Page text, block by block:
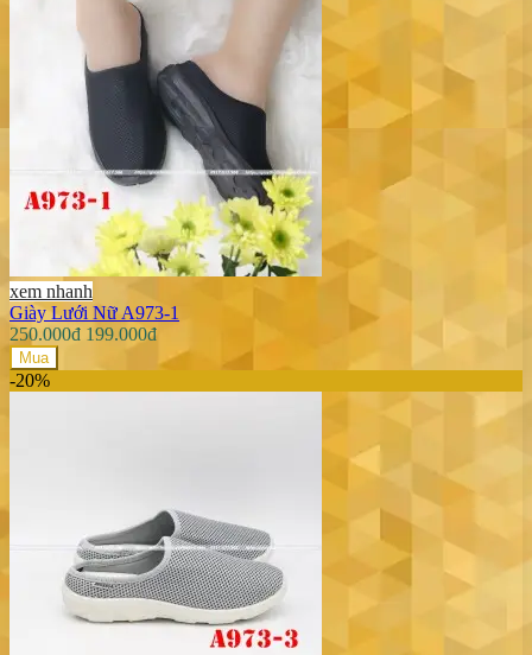
xem nhanh
Giày Lưới Nữ A973-1
250.000đ 199.000đ
Mua
-20%